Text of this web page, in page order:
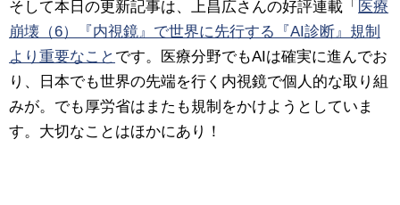
そして本日の更新記事は、上昌広さんの好評連載「 医療
崩壊（6）『内視鏡』で世界に先行する『AI診断』規制
より重要なこと です。
医療分野でもAIは確実に進んでお
り、日本でも世界の先端を行く内視鏡で個人的な取り組
みが。でも厚労省はまたも規制をかけようとしていま
す。大切なことはほかにあり！